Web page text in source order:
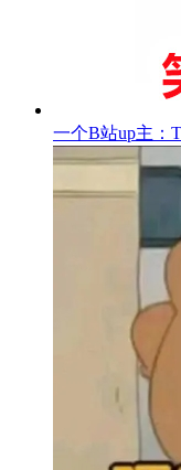
一个B站up主：